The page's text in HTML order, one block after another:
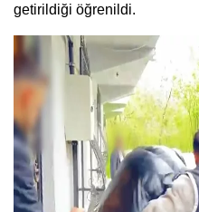
getirildiği öğrenildi.